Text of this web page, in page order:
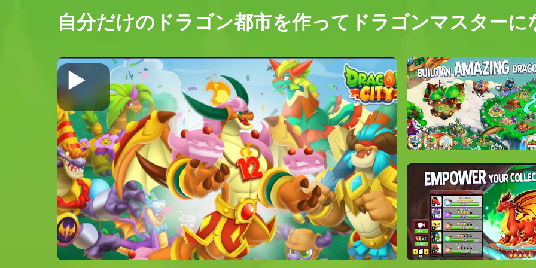
自分だけのドラゴン都市を作ってドラゴンマスターに